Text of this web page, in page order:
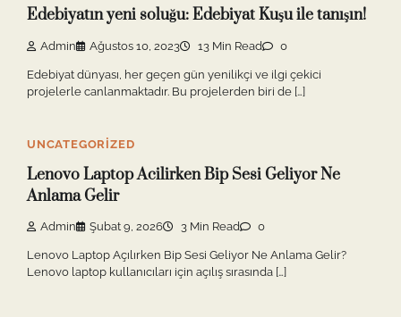
Edebiyatın yeni soluğu: Edebiyat Kuşu ile tanışın!
Admin Ağustos 10, 2023 13 Min Read 0
Edebiyat dünyası, her geçen gün yenilikçi ve ilgi çekici
projelerle canlanmaktadır. Bu projelerden biri de […]
UNCATEGORIZED
Lenovo Laptop Acilirken Bip Sesi Geliyor Ne
Anlama Gelir
Admin Şubat 9, 2026 3 Min Read 0
Lenovo Laptop Açılırken Bip Sesi Geliyor Ne Anlama Gelir?
Lenovo laptop kullanıcıları için açılış sırasında […]